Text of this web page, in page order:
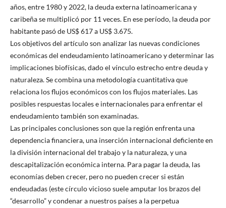
años, entre 1980 y 2022, la deuda externa latinoamericana y
caribeña se multiplicó por 11 veces. En ese período, la deuda por
habitante pasó de US$ 617 a US$ 3.675.
Los objetivos del artículo son analizar las nuevas condiciones
económicas del endeudamiento latinoamericano y determinar las
implicaciones biofísicas, dado el vínculo estrecho entre deuda y
naturaleza. Se combina una metodología cuantitativa que
relaciona los flujos económicos con los flujos materiales. Las
posibles respuestas locales e internacionales para enfrentar el
endeudamiento también son examinadas.
Las principales conclusiones son que la región enfrenta una
dependencia financiera, una inserción internacional deficiente en
la división internacional del trabajo y la naturaleza, y una
descapitalización económica interna. Para pagar la deuda, las
economías deben crecer, pero no pueden crecer si están
endeudadas (este círculo vicioso suele amputar los brazos del
“desarrollo” y condenar a nuestros países a la perpetua